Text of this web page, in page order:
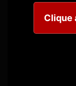
Clique